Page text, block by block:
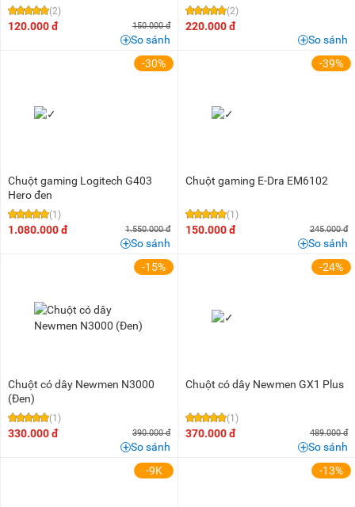
(2)
120.000 đ 150.000 đ
So sánh
(2)
220.000 đ
So sánh
-30%
Chuột gaming Logitech G403
Hero đen
(1)
1.080.000 đ 1.550.000 đ
So sánh
-39%
Chuột gaming E-Dra EM6102
(1)
150.000 đ 245.000 đ
So sánh
-15%
Chuột có dây Newmen N3000
(Đen)
(1)
330.000 đ 390.000 đ
So sánh
-24%
Chuột có dây Newmen GX1 Plus
(1)
370.000 đ 489.000 đ
So sánh
-9K
-13%